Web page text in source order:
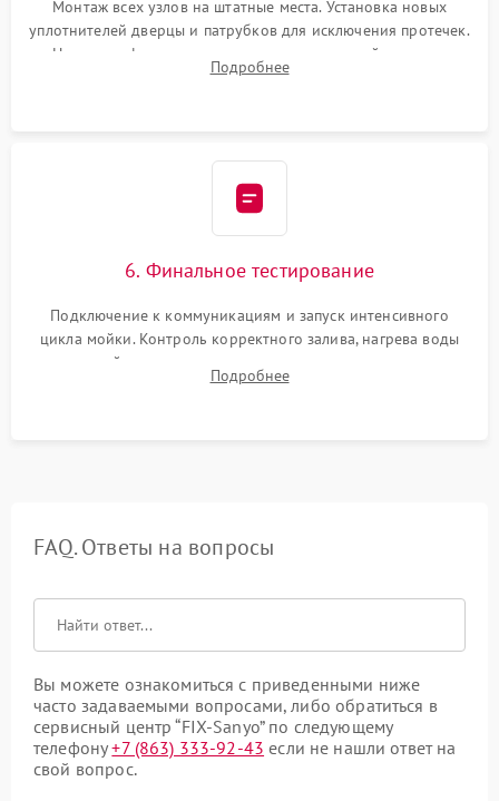
Монтаж всех узлов на штатные места. Установка новых
уплотнителей дверцы и патрубков для исключения протечек.
Надежная фиксация хомутов гидравлической системы,
сборка корпуса и установка датчика поплавка.
Подробнее
6. Финальное тестирование
Подключение к коммуникациям и запуск интенсивного
цикла мойки. Контроль корректного залива, нагрева воды
до нужной температуры, отсутствия посторонних шумов,
штатного слива и абсолютной сухости в поддоне.
Подробнее
FAQ. Ответы на вопросы
Вы можете ознакомиться с приведенными ниже
часто задаваемыми вопросами, либо обратиться в
сервисный центр “FIX-Sanyo” по следующему
телефону+7 (863) 333-92-43 если не нашли ответ на
свой вопрос.